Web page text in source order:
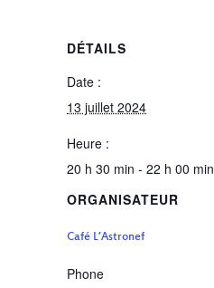
DÉTAILS
Date :
13 juillet 2024
Heure :
20 h 30 min - 22 h 00 min
ORGANISATEUR
Café L’Astronef
Phone